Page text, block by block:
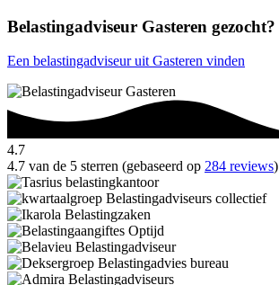
Belastingadviseur Gasteren gezocht?
Een belastingadviseur uit Gasteren vinden
4.7
4.7 van de 5 sterren (gebaseerd op 284 reviews)